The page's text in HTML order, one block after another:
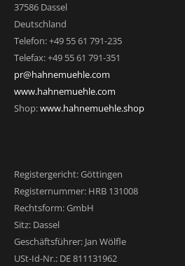
37586 Dassel
Deutschland
Telefon: +49 55 61 791-235
Telefax: +49 55 61 791-351
pr@hahnemuehle.com
www.hahnemuehle.com
Shop:www.hahnemuehle.shop
Registergericht: Göttingen
Registernummer: HRB 131008
Rechtsform: GmbH
Sitz: Dassel
Geschäftsführer: Jan Wölfle
USt-Id-Nr.: DE 811131962